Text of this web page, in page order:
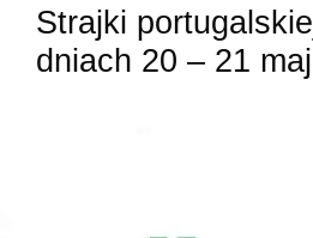
Strajki
dniach 20 – 21